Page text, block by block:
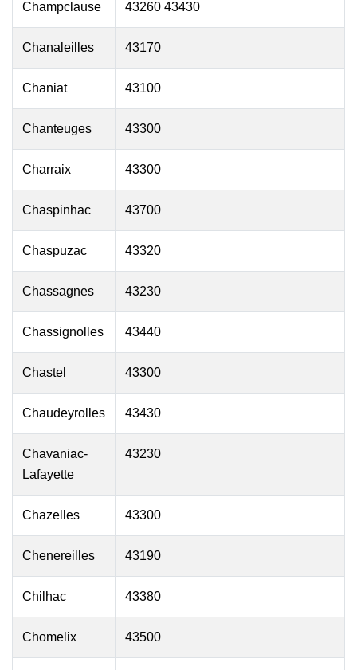
Champclause 43260 43430
Chanaleilles 43170
Chaniat 43100
Chanteuges 43300
Charraix 43300
Chaspinhac 43700
Chaspuzac 43320
Chassagnes 43230
Chassignolles 43440
Chastel 43300
Chaudeyrolles 43430
Chavaniac-
Lafayette
43230
Chazelles 43300
Chenereilles 43190
Chilhac 43380
Chomelix 43500